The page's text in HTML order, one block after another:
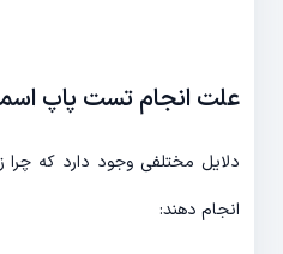
علت انجام تست پاپ
دلایل مختلفی وجود دارد که چرا
انجام دهند: